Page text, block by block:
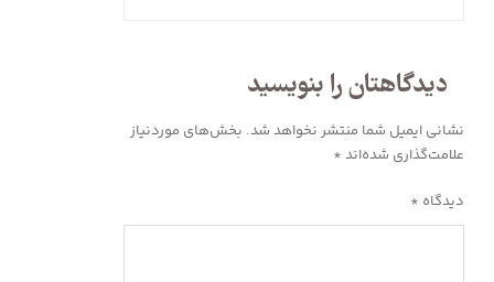
دیدگاهتان را بنویسید
نشانی ایمیل شما منتشر نخواهد شد. بخش‌های موردنیاز
علامت‌گذاری شده‌اند *
دیدگاه *